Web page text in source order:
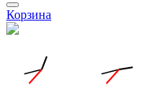
Корзина